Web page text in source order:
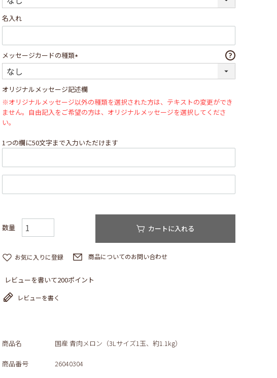
須)
名入れ
メッセージカードの種類
須)
オリジナルメッセージ記述欄
※オリジナルメッセージ以外の種類を選択された方は、テキストの変更ができ
ません。自由記入をご希望の方は、オリジナルメッセージを選択してくださ
い。
1つの欄に50文字まで入力いただけます
お気に入りに登録
カートに入れる
商品についてのお問い合わせ
レビューを書いて200ポイント
レビューを書く
商品名 国産 青肉メロン（3Lサイズ1玉、約1.1kg）
商品番号 26040304